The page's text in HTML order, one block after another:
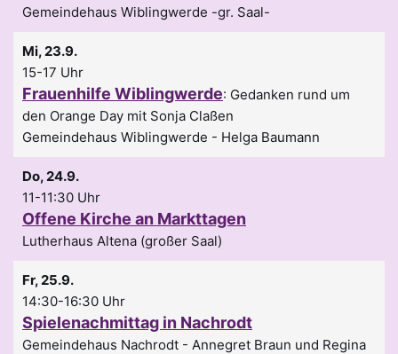
Gemeindehaus Wiblingwerde -gr. Saal-
Mi, 23.9.
15-17 Uhr
Frauenhilfe Wiblingwerde: Gedanken rund um
den Orange Day mit Sonja Claßen
Gemeindehaus Wiblingwerde
Helga Baumann
Do, 24.9.
11-11:30 Uhr
Offene Kirche an Markttagen
Lutherhaus Altena (großer Saal)
Fr, 25.9.
14:30-16:30 Uhr
Spielenachmittag in Nachrodt
Gemeindehaus Nachrodt
Annegret Braun und Regina